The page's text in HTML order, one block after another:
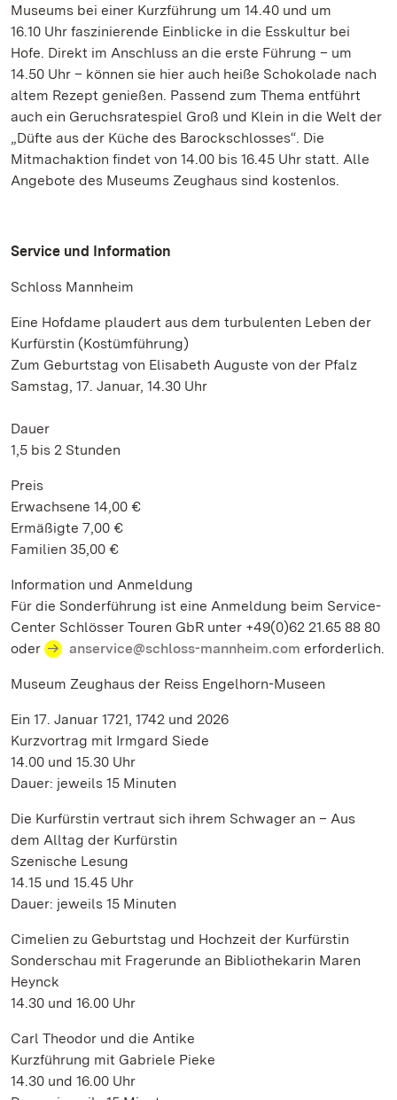
Museums bei einer Kurzführung um 14.40 und um
16.10 Uhr faszinierende Einblicke in die Esskultur bei
Hofe. Direkt im Anschluss an die erste Führung – um
14.50 Uhr – können sie hier auch heiße Schokolade nach
altem Rezept genießen. Passend zum Thema entführt
auch ein Geruchsratespiel Groß und Klein in die Welt der
„Düfte aus der Küche des Barockschlosses“. Die
Mitmachaktion findet von 14.00 bis 16.45 Uhr statt. Alle
Angebote des Museums Zeughaus sind kostenlos.
Service und Information
Schloss Mannheim
Eine Hofdame plaudert aus dem turbulenten Leben der
Kurfürstin (Kostümführung)
Zum Geburtstag von Elisabeth Auguste von der Pfalz
Samstag, 17. Januar, 14.30 Uhr
Dauer
1,5 bis 2 Stunden
Preis
Erwachsene 14,00 €
Ermäßigte 7,00 €
Familien 35,00 €
Information und Anmeldung
Für die Sonderführung ist eine Anmeldung beim Service-
Center Schlösser Touren GbR unter +49(0)62 21.65 88 80
oder
anservice@schloss-mannheim.com erforderlich.
Museum Zeughaus der Reiss Engelhorn-Museen
Ein 17. Januar 1721, 1742 und 2026
Kurzvortrag mit Irmgard Siede
14.00 und 15.30 Uhr
Dauer: jeweils 15 Minuten
Die Kurfürstin vertraut sich ihrem Schwager an – Aus
dem Alltag der Kurfürstin
Szenische Lesung
14.15 und 15.45 Uhr
Dauer: jeweils 15 Minuten
Cimelien zu Geburtstag und Hochzeit der Kurfürstin
Sonderschau mit Fragerunde an Bibliothekarin Maren
Heynck
14.30 und 16.00 Uhr
Carl Theodor und die Antike
Kurzführung mit Gabriele Pieke
14.30 und 16.00 Uhr